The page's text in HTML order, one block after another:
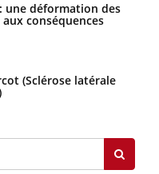
une déformation des
conséquences
(Sclérose latérale